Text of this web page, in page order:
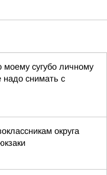
моему сугубо личному
снимать с
округа